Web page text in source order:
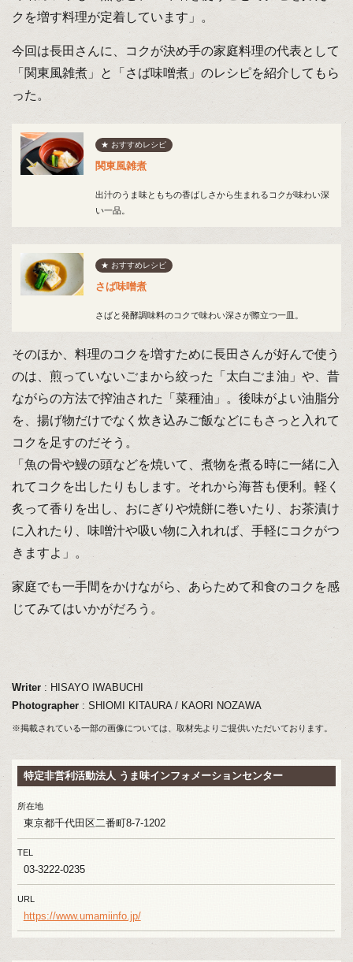
クを増す料理が定着しています」。
今回は長田さんに、コクが決め手の家庭料理の代表として
「関東風雑煮」と「さば味噌煮」のレシピを紹介してもら
った。
★ おすすめレシピ
関東風雑煮
出汁のうま味ともちの香ばしさから生まれるコクが味わい深
い一品。
★ おすすめレシピ
さば味噌煮
さばと発酵調味料のコクで味わい深さが際立つ一皿。
そのほか、料理のコクを増すために長田さんが好んで使う
のは、煎っていないごまから絞った「太白ごま油」や、昔
ながらの方法で搾油された「菜種油」。後味がよい油脂分
を、揚げ物だけでなく炊き込みご飯などにもさっと入れて
コクを足すのだそう。
「魚の骨や鰻の頭などを焼いて、煮物を煮る時に一緒に入
れてコクを出したりもします。それから海苔も便利。軽く
炙って香りを出し、おにぎりや焼餅に巻いたり、お茶漬け
に入れたり、味噌汁や吸い物に入れれば、手軽にコクがつ
きますよ」。
家庭でも一手間をかけながら、あらためて和食のコクを感
じてみてはいかがだろう。
Writer: HISAYO IWABUCHI
Photographer: SHIOMI KITAURA / KAORI NOZAWA
※掲載されている一部の画像については、取材先よりご提供いただいております。
特定非営利活動法人 うま味インフォメーションセンター
所在地
東京都千代田区二番町8-7-1202
TEL
03-3222-0235
URL
https://www.umamiinfo.jp/